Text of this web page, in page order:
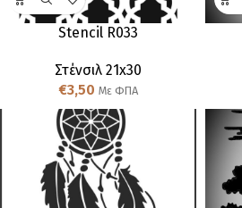
Stencil R033
Στένσιλ 21x30
€3,50 Με ΦΠΑ